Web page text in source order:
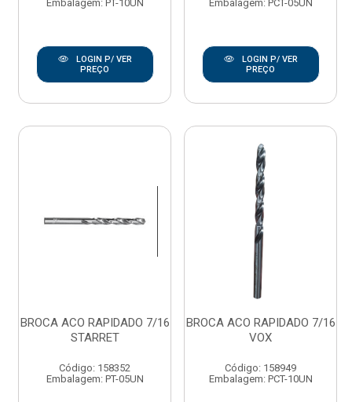
Embalagem: PT-10UN
LOGIN P/ VER
PREÇO
Embalagem: PCT-05UN
LOGIN P/ VER
PREÇO
BROCA ACO RAPIDADO 7/16
STARRET
Código: 158352
Embalagem: PT-05UN
BROCA ACO RAPIDADO 7/16
VOX
Código: 158949
Embalagem: PCT-10UN